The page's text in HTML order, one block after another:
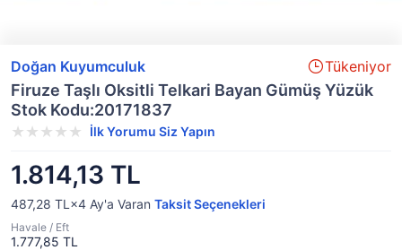
Doğan Kuyumculuk Tükeniyor
Firuze Taşlı Oksitli Telkari Bayan Gümüş Yüzük
Stok Kodu:20171837
İlk Yorumu Siz Yapın
1.814,13 TL
487,28 TL×4 Ay'a Varan Taksit Seçenekleri
Havale / Eft
1.777,85 TL